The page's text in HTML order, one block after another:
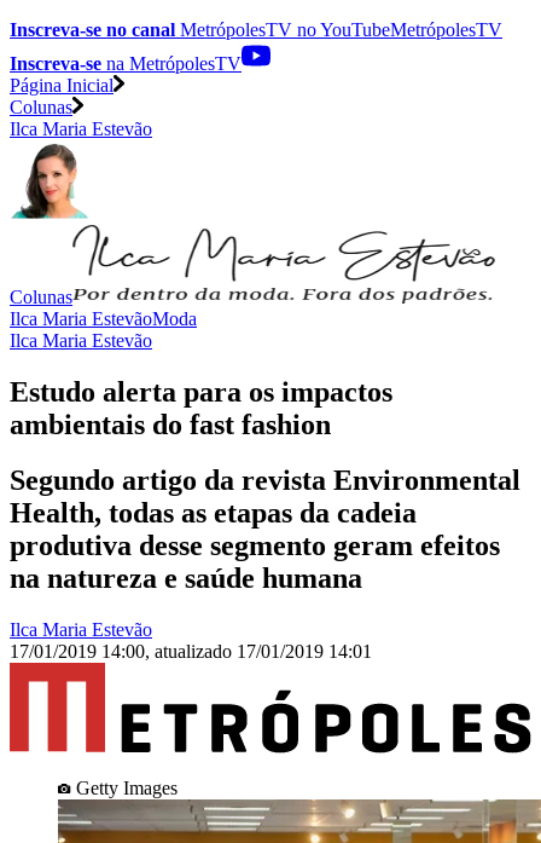
Inscreva-se no canal MetrópolesTV noYouTubeMetrópolesTV
Inscreva-se na MetrópolesTV
Página Inicial
Colunas
Ilca Maria Estevão
Colunas
Ilca Maria EstevãoModa
Ilca Maria Estevão
Estudo alerta para os impactos
ambientais do fast fashion
Segundo artigo da revista Environmental
Health, todas as etapas da cadeia
produtiva desse segmento geram efeitos
na natureza e saúde humana
Ilca Maria Estevão
17/01/2019 14:00, atualizado 17/01/2019 14:01
Getty Images